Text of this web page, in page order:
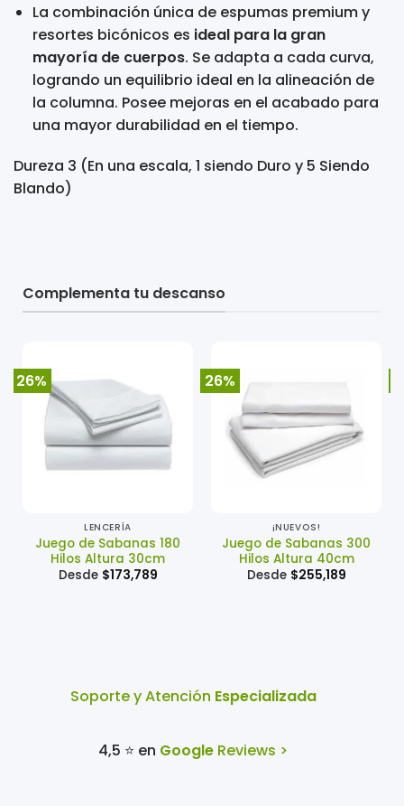
La combinación única de espumas premium y
resortes bicónicos es ideal para la gran
mayoría de cuerpos. Se adapta a cada curva,
logrando un equilibrio ideal en la alineación de
la columna. Posee mejoras en el acabado para
una mayor durabilidad en el tiempo.
Dureza 3 (En una escala, 1 siendo Duro y 5 Siendo
Blando)
Complementa tu descanso
26%
LENCERÍA
Juego de Sabanas 180
Hilos Altura 30cm
Desde $173,789
26%
¡NUEVOS!
Juego de Sabanas 300
Hilos Altura 40cm
Desde $255,189
Soporte y Atención Especializada
4,5 ⭐ en Google Reviews >